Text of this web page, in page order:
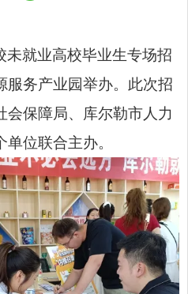
未就业高校毕业生专场招
服务产业园举办。此次招
会保障局、库尔勒市人力
位联合主办。